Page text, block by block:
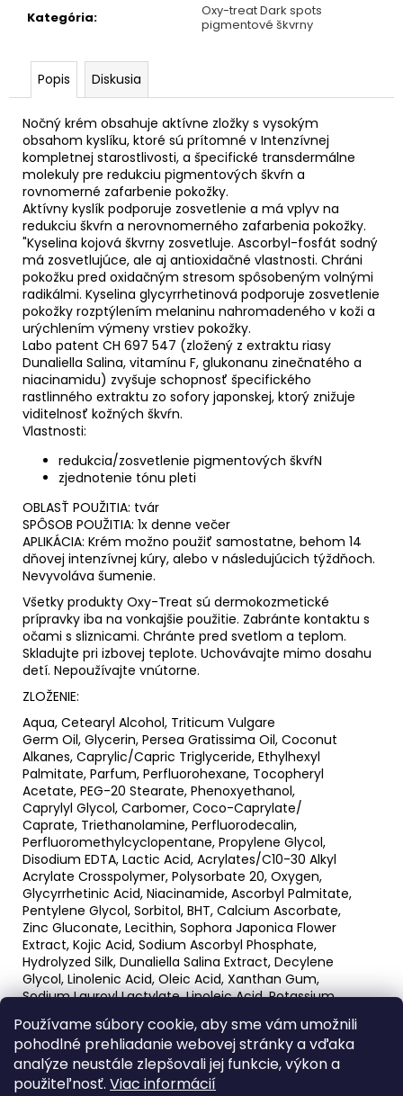
Používame súbory cookie, aby sme vám umožnili
pohodlné prehliadanie webovej stránky a vďaka
analýze neustále zlepšovali jej funkcie, výkon a
použiteľnosť. Viac informácií
Kategória:
Oxy-treat Dark spots
pigmentové škvrny
Popis Diskusia
Nočný krém obsahuje aktívne zložky s vysokým
obsahom kyslíku, ktoré sú prítomné v Intenzívnej
kompletnej starostlivosti, a špecifické transdermálne
molekuly pre redukciu pigmentových škvŕn a
rovnomerné zafarbenie pokožky.
Aktívny kyslík podporuje zosvetlenie a má vplyv na
redukciu škvŕn a nerovnomerného zafarbenia pokožky.
"Kyselina kojová škvrny zosvetluje. Ascorbyl-fosfát sodný
má zosvetlujúce, ale aj antioxidačné vlastnosti. Chráni
pokožku pred oxidačným stresom spôsobeným volnými
radikálmi. Kyselina glycyrrhetinová podporuje zosvetlenie
pokožky rozptýlením melaninu nahromadeného v koži a
urýchlením výmeny vrstiev pokožky.
Labo patent CH 697 547 (zložený z extraktu riasy
Dunaliella Salina, vitamínu F, glukonanu zinečnatého a
niacinamidu) zvyšuje schopnosť špecifického
rastlinného extraktu zo sofory japonskej, ktorý znižuje
viditelnosť kožných škvŕn.
Vlastnosti:
redukcia/zosvetlenie pigmentových škvŕN
zjednotenie tónu pleti
OBLASŤ POUŽITIA: tvár
SPÔSOB POUŽITIA: 1x denne večer
APLIKÁCIA: Krém možno použiť samostatne, behom 14
dňovej intenzívnej kúry, alebo v následujúcich týždňoch.
Nevyvoláva šumenie.
Všetky produkty Oxy-Treat sú dermokozmetické
prípravky iba na vonkajšie použitie. Zabránte kontaktu s
očami s sliznicami. Chránte pred svetlom a teplom.
Skladujte pri izbovej teplote. Uchovávajte mimo dosahu
detí. Nepoužívajte vnútorne.
ZLOŽENIE:
Aqua, Cetearyl Alcohol, Triticum Vulgare
Germ Oil, Glycerin, Persea Gratissima Oil, Coconut
Alkanes, Caprylic/Capric Triglyceride, Ethylhexyl
Palmitate, Parfum, Perfluorohexane, Tocopheryl
Acetate, PEG-20 Stearate, Phenoxyethanol,
Caprylyl Glycol, Carbomer, Coco-Caprylate/
Caprate, Triethanolamine, Perfluorodecalin,
Perfluoromethylcyclopentane, Propylene Glycol,
Disodium EDTA, Lactic Acid, Acrylates/C10-30 Alkyl
Acrylate Crosspolymer, Polysorbate 20, Oxygen,
Glycyrrhetinic Acid, Niacinamide, Ascorbyl Palmitate,
Pentylene Glycol, Sorbitol, BHT, Calcium Ascorbate,
Zinc Gluconate, Lecithin, Sophora Japonica Flower
Extract, Kojic Acid, Sodium Ascorbyl Phosphate,
Hydrolyzed Silk, Dunaliella Salina Extract, Decylene
Glycol, Linolenic Acid, Oleic Acid, Xanthan Gum,
Sodium Lauroyl Lactylate, Linoleic Acid, Potassium
Tocopherol, Glyceryl Caprylate, Ceramide NP, Ceramide
AP, Phytosphingosine, Cholesterol, Helianthus Annuus
Seed Oil, Ethylhexylglycerin, Ceramide EOP.
SUN
MLIEKO
SPREJI
OPAĽOVANÍ
(200ML)
€40